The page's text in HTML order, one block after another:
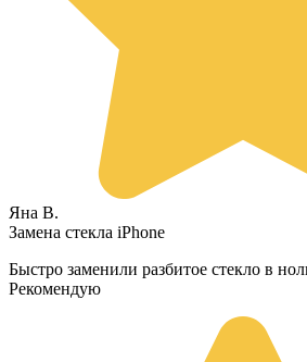
Яна В.
Замена стекла iPhone
Быстро заменили разбитое стекло в
Рекомендую